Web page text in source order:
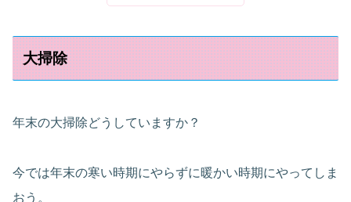
大掃除
年末の大掃除どうしていますか？
今では年末の寒い時期にやらずに暖かい時期にやってしま
おう。